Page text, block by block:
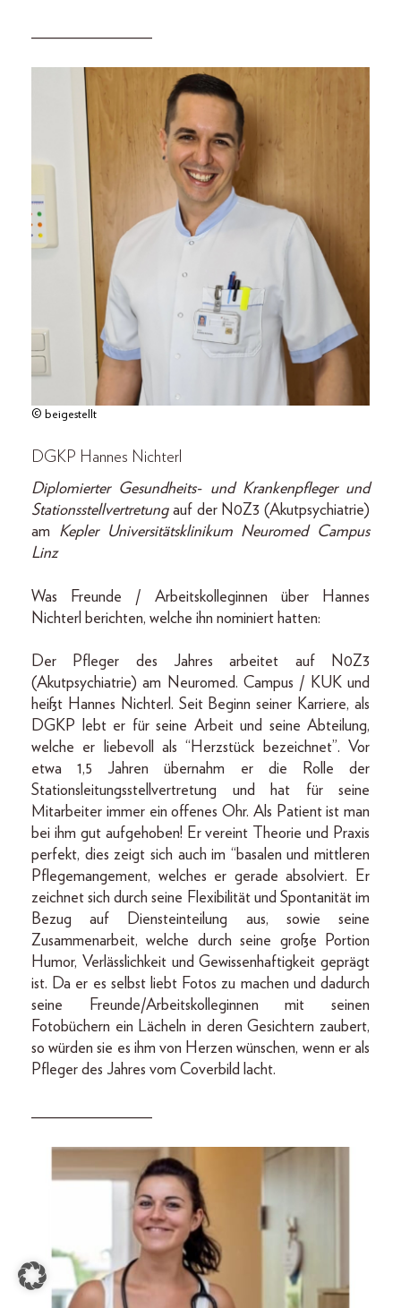
_______________
© beigestellt
DGKP Hannes Nichterl
Diplomierter Gesundheits- und Krankenpfleger und
Stationsstellvertretung auf der N0Z3 (Akutpsychiatrie)
am Kepler Universitätsklinikum Neuromed Campus
Linz
Was Freunde / Arbeitskolleginnen über Hannes
Nichterl berichten, welche ihn nominiert hatten:
Der Pfleger des Jahres arbeitet auf N0Z3
(Akutpsychiatrie) am Neuromed. Campus / KUK und
heißt Hannes Nichterl. Seit Beginn seiner Karriere, als
DGKP lebt er für seine Arbeit und seine Abteilung,
welche er liebevoll als “Herzstück bezeichnet”. Vor
etwa 1,5 Jahren übernahm er die Rolle der
Stationsleitungsstellvertretung und hat für seine
Mitarbeiter immer ein offenes Ohr. Als Patient ist man
bei ihm gut aufgehoben! Er vereint Theorie und Praxis
perfekt, dies zeigt sich auch im “basalen und mittleren
Pflegemangement, welches er gerade absolviert. Er
zeichnet sich durch seine Flexibilität und Spontanität im
Bezug auf Diensteinteilung aus, sowie seine
Zusammenarbeit, welche durch seine große Portion
Humor, Verlässlichkeit und Gewissenhaftigkeit geprägt
ist. Da er es selbst liebt Fotos zu machen und dadurch
seine Freunde/Arbeitskolleginnen mit seinen
Fotobüchern ein Lächeln in deren Gesichtern zaubert,
so würden sie es ihm von Herzen wünschen, wenn er als
Pfleger des Jahres vom Coverbild lacht.
_______________